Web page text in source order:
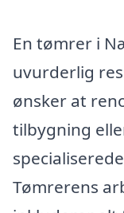
En tømrer i
uvurderlig
ønsker at
tilbygning
Tømrerens